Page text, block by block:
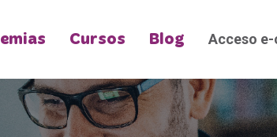
Cursos Blog Acceso